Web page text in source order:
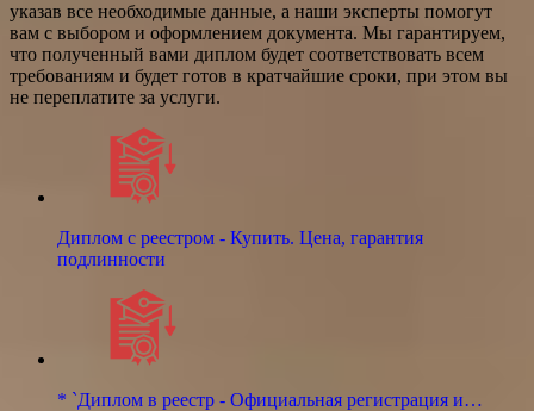
указав все необходимые данные, а наши эксперты помогут
вам с выбором и оформлением документа. Мы гарантируем,
что полученный вами диплом будет соответствовать всем
требованиям и будет готов в кратчайшие сроки, при этом вы
не переплатите за услуги.
Диплом с реестром - Купить. Цена, гарантия
подлинности
* `Диплом в реестр - Официальная регистрация и…